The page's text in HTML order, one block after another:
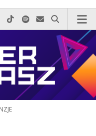
do nas zadzwoń
nas na Facebook-u
nas na X
Odwiedź nas na Instagram-ie
Odwiedź nas na TikTok-u
Szukaj nas na Spotify
Wyślij do nas
Szukaj